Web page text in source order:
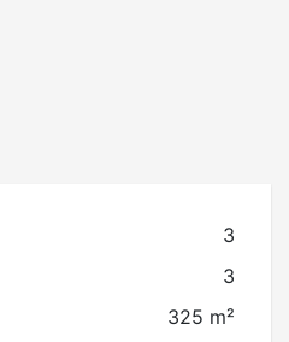
3
3
325 m²